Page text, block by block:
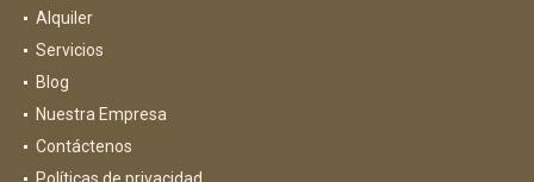
Alquiler
Servicios
Blog
Nuestra Empresa
Contáctenos